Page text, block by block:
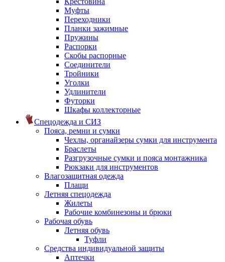
Муфты
Переходники
Планки зажимные
Пружины
Распорки
Скобы распорные
Соединители
Тройники
Уголки
Удлинители
Футорки
Шкафы коллекторные
Спецодежда и СИЗ
Пояса, ремни и сумки
Чехлы, органайзеры сумки для инструмента
Браслеты
Разгрузочные сумки и пояса монтажника
Рюкзаки для инструментов
Влагозащитная одежда
Плащи
Летняя спецодежда
Жилеты
Рабочие комбинезоны и брюки
Рабочая обувь
Летняя обувь
Туфли
Средства индивидуальной защиты
Аптечки